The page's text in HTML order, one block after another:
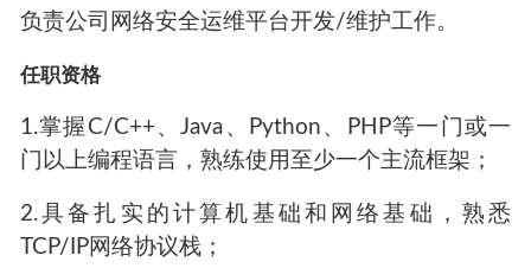
负责公司网络安全运维平台开发/维护工作。
任职资格
1.掌握C/C++、Java、Python、PHP等一门或一
门以上编程语言，熟练使用至少一个主流框架；
2.具备扎实的计算机基础和网络基础，熟悉
TCP/IP网络协议栈；